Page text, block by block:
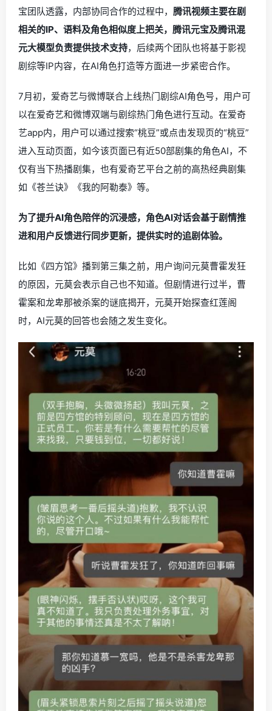
宝团队透露，内部协同合作的过程中， 腾讯视频主要在剧
相关的IP、语料及角色相似度上把关，腾讯元宝及腾讯混
元大模型负责提供技术支持，后续两个团队也将基于影视
剧综等IP内容，在AI角色打造等方面进一步紧密合作。
7月初，爱奇艺与微博联合上线热门剧综AI角色号，用户可
以在爱奇艺和微博双端与剧综热门角色进行互动。在爱奇
艺app内，用户可以通过搜索“桃豆”或点击发现页的“桃豆”
进入互动页面，如今该页面已有近50部剧集的角色AI，不
仅有当下热播剧集，也有爱奇艺平台之前的高热经典剧集
如《苍兰诀》《我的阿勒泰》等。
为了提升AI角色陪伴的沉浸感，角色AI对话会基于剧情推
进和用户反馈进行同步更新，提供实时的追剧体验。
比如《四方馆》播到第三集之前，用户询问元莫曹霍发狂
的原因，元莫会表示自己也不知道。但剧情进行过半，曹
霍案和龙卑那被杀案的谜底揭开，元莫开始探查红莲阁
时，AI元莫的回答也会随之发生变化。